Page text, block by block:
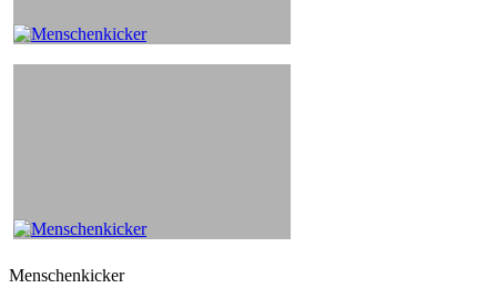
Menschenkicker